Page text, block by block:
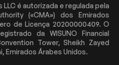
LLC é autorizada e regulada pela
(«CMA») dos Emirados
de Licença 20200000409. O
da WISUNO Financial
Tower, Sheikh Zayed
Emirados Árabes Unidos.